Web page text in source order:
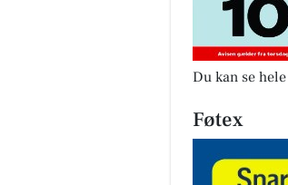
Du kan se hele
Føtex